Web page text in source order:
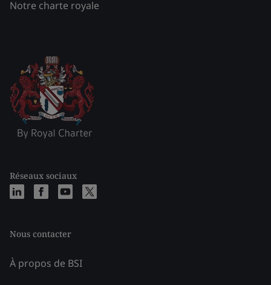
Notre charte royale
Réseaux sociaux
Nous contacter
À propos de BSI